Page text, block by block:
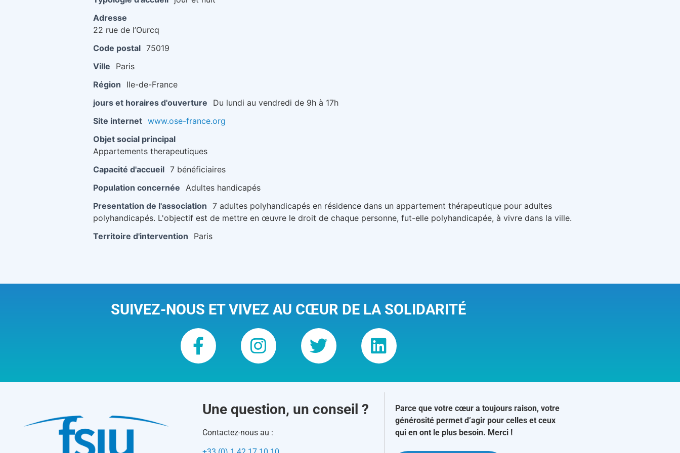
Adresse
22 rue de l’Ourcq
Code postal 75019
Ville
Paris
Région
Ile-de-France
jours et horaires d'ouverture
Du lundi au vendredi de 9h à 17h
Site internet www.ose-france.org
Objet social principal
Appartements therapeutiques
Capacité d'accueil 7 bénéficiaires
Population concernée Adultes handicapés
Presentation de l'association 7 adultes polyhandicapés en résidence dans un appartement thérapeutique pour adultes
polyhandicapés. L'objectif est de mettre en œuvre le droit de chaque personne, fut-elle polyhandicapée, à vivre dans la ville.
Territoire d'intervention
Paris
SUIVEZ-NOUS ET VIVEZ AU CŒUR DE LA SOLIDARITÉ
Une question, un conseil ?
Contactez-nous au :
Parce que votre cœur a toujours raison, votre
générosité permet d’agir pour celles et ceux
qui en ont le plus besoin. Merci !